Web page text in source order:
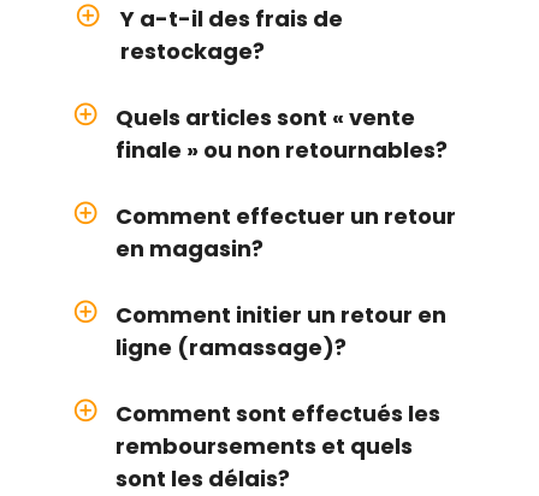
add_circle_outline
Y a-t-il des frais de
restockage?
add_circle_outline
Quels articles sont « vente
finale » ou non retournables?
add_circle_outline
Comment effectuer un retour
en magasin?
add_circle_outline
Comment initier un retour en
ligne (ramassage)?
add_circle_outline
Comment sont effectués les
remboursements et quels
sont les délais?